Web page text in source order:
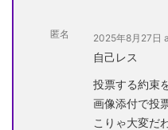
匿名 2025年8月27日
自己レス
投票する約束
画像添付で投
こりゃ大変だ